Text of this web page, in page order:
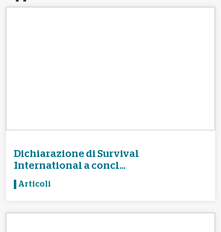
Dichiarazione di Survival
International a concl...
Articoli